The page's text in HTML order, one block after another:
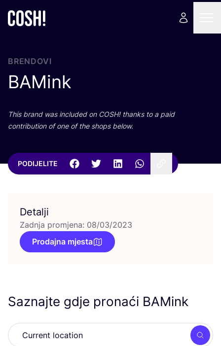
BRENDOVI
BAMink
This brand was inclu­ded on COSH! than­ks to a paid
con­tri­bu­ti­on of one of the shops below.
PODIJELITE
Detalji
Zadnja promjena: 08/03/2023
Prodajna mjesta
Saznajte gdje pronaći BAMink